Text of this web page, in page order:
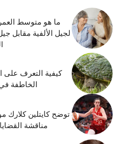
ما هو متوسط
لجيل الألفية مقابل
كيفية التعرف على
الخاطفة
توضح كايتلين كلارك
مناقشة